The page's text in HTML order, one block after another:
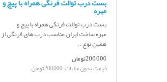
مهره
بست درب توالت فرنگی همراه با پیچ و
مهره ساخت ایران مناسب درب های فرنگی از
همین نوع ..
200,000تومان
قیمت بدون مالیات: 200,000تومان